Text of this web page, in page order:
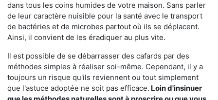
dans tous les coins humides de votre maison. Sans parler
de leur caractère nuisible pour la santé avec le transport
de bactéries et de microbes partout où ils se déplacent.
Ainsi, il convient de les éradiquer au plus vite.
Il est possible de se débarrasser des cafards par des
méthodes simples à réaliser soi-même. Cependant, il y a
toujours un risque qu'ils reviennent ou tout simplement
que l'astuce adoptée ne soit pas efficace. Loin d'insinuer